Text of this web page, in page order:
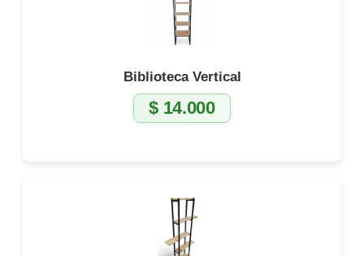
Biblioteca Vertical
$14.000